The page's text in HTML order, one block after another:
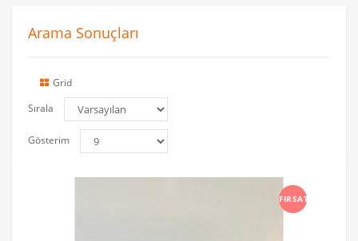
Arama Sonuçları
Grid
Sırala
Gösterim
FIRSAT